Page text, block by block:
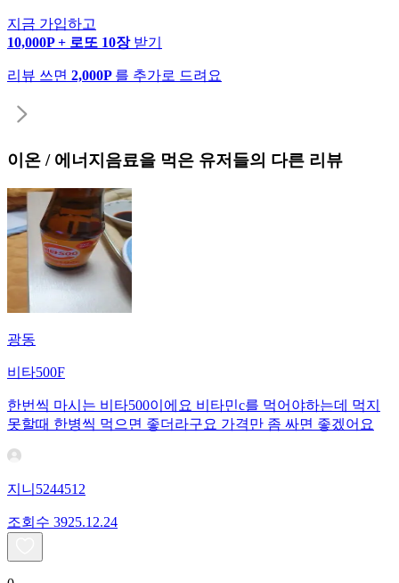
지금 가입하고
10,000P + 로또 10장 받기
리뷰 쓰면 2,000P 를 추가로 드려요
이온 / 에너지음료을 먹은 유저들의 다른 리뷰
광동
비타500F
한번씩 마시는 비타500이에요 비타민c를 먹어야하는데 먹지
못할때 한병씩 먹으면 좋더라구요 가격만 좀 싸면 좋겠어요
지니5244512
조회수 3925.12.24